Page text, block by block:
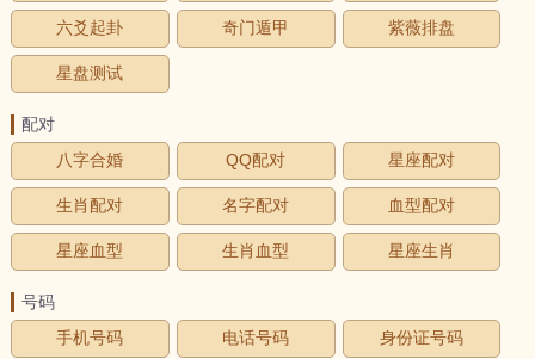
六爻起卦 奇门遁甲 紫薇排盘
星盘测试
配对
八字合婚
QQ配对 星座配对
生肖配对 名字配对 血型配对
星座血型 生肖血型 星座生肖
号码
手机号码
电话号码 身份证号码